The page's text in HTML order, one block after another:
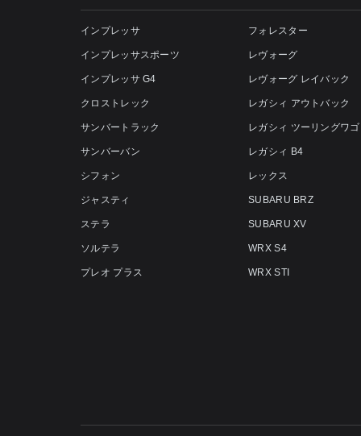
インプレッサ
インプレッサスポーツ
インプレッサ G4
クロストレック
サンバートラック
サンバーバン
シフォン
ジャスティ
ステラ
ソルテラ
プレオ プラス
フォレスター
レヴォーグ
レヴォーグ レイバック
レガシィ アウトバック
レガシィ ツーリングワ
レガシィ B4
レックス
SUBARU BRZ
SUBARU XV
WRX S4
WRX STI